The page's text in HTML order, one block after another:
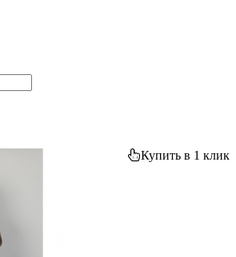
Купить в 1 клик